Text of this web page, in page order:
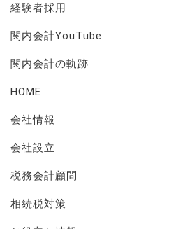
経験者採用
関内会計YouTube
関内会計の軌跡
HOME
会社情報
会社設立
税務会計顧問
相続税対策